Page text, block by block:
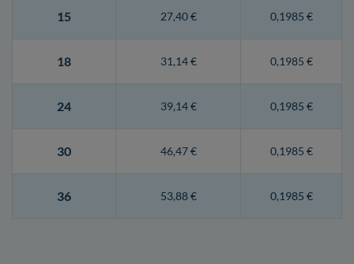
15 27,40 € 0,1985 €
18 31,14 € 0,1985 €
24 39,14 € 0,1985 €
30 46,47 € 0,1985 €
36 53,88 € 0,1985 €